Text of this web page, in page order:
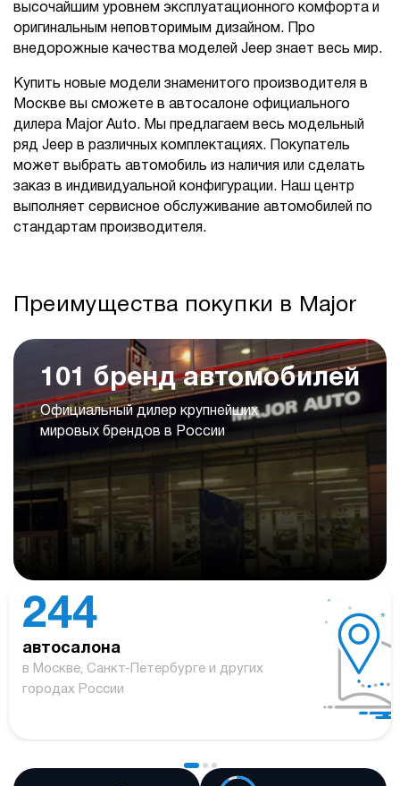
высочайшим уровнем эксплуатационного комфорта и
оригинальным неповторимым дизайном. Про
внедорожные качества моделей Jeep знает весь мир.
Купить новые модели знаменитого производителя в
Москве вы сможете в автосалоне официального
дилера Major Auto. Мы предлагаем весь модельный
ряд Jeep в различных комплектациях. Покупатель
может выбрать автомобиль из наличия или сделать
заказ в индивидуальной конфигурации. Наш центр
выполняет сервисное обслуживание автомобилей по
стандартам производителя.
Преимущества покупки в Major
101 бренд автомобилей
Официальный дилер крупнейших
мировых брендов в России
244
автосалона
в Москве, Санкт-Петербурге и других
городах России